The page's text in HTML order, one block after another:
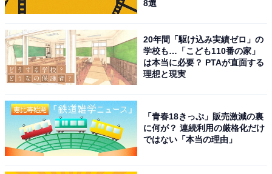
8選
20年間「駆け込み実績ゼロ」の
学校も…「こども110番の家」
は本当に必要？ PTAが直面する
理想と現実
「青春18きっぷ」販売激減の裏
に何が？ 連続利用の厳格化だけ
ではない「本当の理由」